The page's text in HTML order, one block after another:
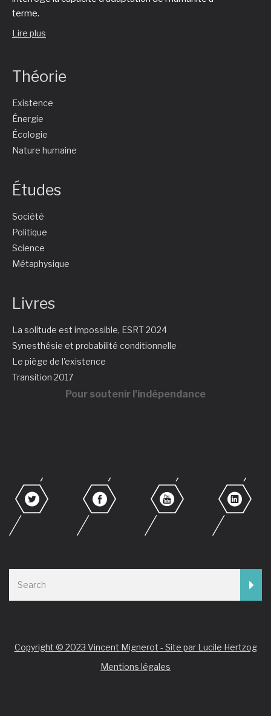
terme.
Lire plus
Théorie
Existence
Énergie
Écologie
Nature humaine
Études
Société
Politique
Science
Métaphysique
Livres
La solitude est impossible, ESRT 2024
Synesthésie et probabilité conditionnelle
Le piège de l'existence
Transition 2017
Pour soutenir l'indépendance
Copyright © 2023 Vincent Mignerot - Site par Lucile Hertzog
Mentions légales